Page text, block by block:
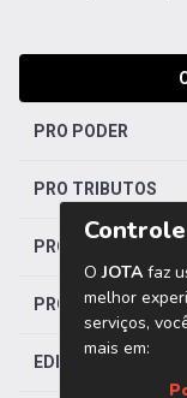
PRO PODER
PRO TRIBUTOS
PRO TRABALHISTA
PRO SAÚDE
EDITORIAS